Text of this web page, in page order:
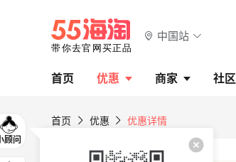
中国站
首页 优惠 商家 社区
首页 优惠 优惠详情